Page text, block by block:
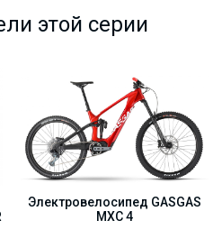
этой серии
Электровелосипед GASGAS
MXC 4